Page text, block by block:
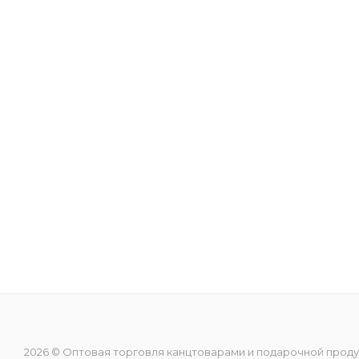
2026 © Оптовая торговля канцтоварами и подарочной